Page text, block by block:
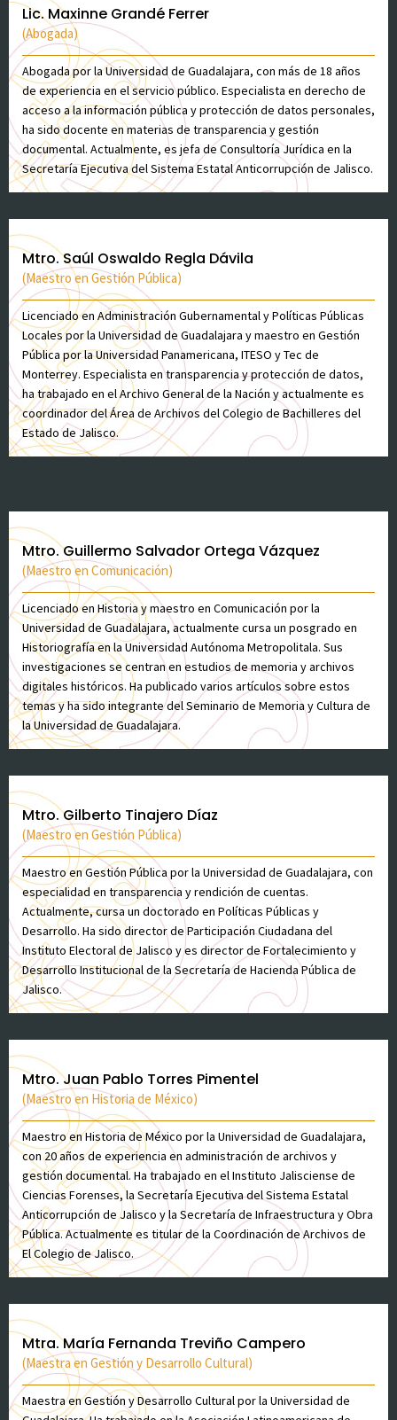
Lic. Maxinne Grandé Ferrer
(Abogada)
Abogada por la Universidad de Guadalajara, con más de 18 años
de experiencia en el servicio público. Especialista en derecho de
acceso a la información pública y protección de datos personales,
ha sido docente en materias de transparencia y gestión
documental. Actualmente, es jefa de Consultoría Jurídica en la
Secretaría Ejecutiva del Sistema Estatal Anticorrupción de Jalisco.
Mtro. Saúl Oswaldo Regla Dávila
(Maestro en Gestión Pública)
Licenciado en Administración Gubernamental y Políticas Públicas
Locales por la Universidad de Guadalajara y maestro en Gestión
Pública por la Universidad Panamericana, ITESO y Tec de
Monterrey. Especialista en transparencia y protección de datos,
ha trabajado en el Archivo General de la Nación y actualmente es
coordinador del Área de Archivos del Colegio de Bachilleres del
Estado de Jalisco.
Mtro. Guillermo Salvador Ortega Vázquez
(Maestro en Comunicación)
Licenciado en Historia y maestro en Comunicación por la
Universidad de Guadalajara, actualmente cursa un posgrado en
Historiografía en la Universidad Autónoma Metropolitala. Sus
investigaciones se centran en estudios de memoria y archivos
digitales históricos. Ha publicado varios artículos sobre estos
temas y ha sido integrante del Seminario de Memoria y Cultura de
la Universidad de Guadalajara.
Mtro. Gilberto Tinajero Díaz
(Maestro en Gestión Pública)
Maestro en Gestión Pública por la Universidad de Guadalajara, con
especialidad en transparencia y rendición de cuentas.
Actualmente, cursa un doctorado en Políticas Públicas y
Desarrollo. Ha sido director de Participación Ciudadana del
Instituto Electoral de Jalisco y es director de Fortalecimiento y
Desarrollo Institucional de la Secretaría de Hacienda Pública de
Jalisco.
Mtro. Juan Pablo Torres Pimentel
(Maestro en Historia de México)
Maestro en Historia de México por la Universidad de Guadalajara,
con 20 años de experiencia en administración de archivos y
gestión documental. Ha trabajado en el Instituto Jalisciense de
Ciencias Forenses, la Secretaría Ejecutiva del Sistema Estatal
Anticorrupción de Jalisco y la Secretaría de Infraestructura y Obra
Pública. Actualmente es titular de la Coordinación de Archivos de
El Colegio de Jalisco.
Mtra. María Fernanda Treviño Campero
(Maestra en Gestión y Desarrollo Cultural)
Maestra en Gestión y Desarrollo Cultural por la Universidad de